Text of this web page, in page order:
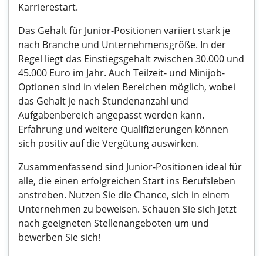
Karrierestart.
Das Gehalt für Junior-Positionen variiert stark je
nach Branche und Unternehmensgröße. In der
Regel liegt das Einstiegsgehalt zwischen 30.000 und
45.000 Euro im Jahr. Auch Teilzeit- und Minijob-
Optionen sind in vielen Bereichen möglich, wobei
das Gehalt je nach Stundenanzahl und
Aufgabenbereich angepasst werden kann.
Erfahrung und weitere Qualifizierungen können
sich positiv auf die Vergütung auswirken.
Zusammenfassend sind Junior-Positionen ideal für
alle, die einen erfolgreichen Start ins Berufsleben
anstreben. Nutzen Sie die Chance, sich in einem
Unternehmen zu beweisen. Schauen Sie sich jetzt
nach geeigneten Stellenangeboten um und
bewerben Sie sich!